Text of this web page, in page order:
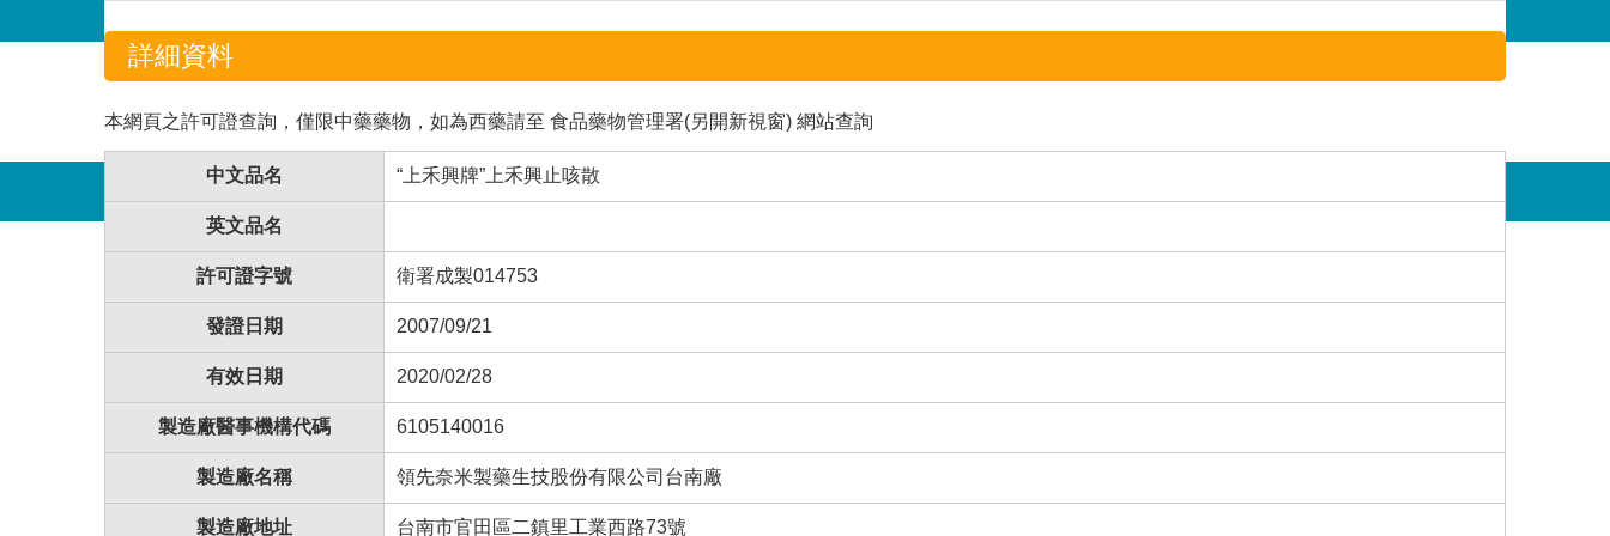
詳細資料
本網頁之許可證查詢，僅限中藥藥物，如為西藥請至 食品藥物管理署(另開新視窗) 網站查詢
中文品名 “上禾興牌”上禾興止咳散
英文品名
許可證字號 衛署成製014753
發證日期 2007/09/21
有效日期 2020/02/28
製造廠醫事機構代碼 6105140016
製造廠名稱 領先奈米製藥生技股份有限公司台南廠
製造廠地址 台南市官田區二鎮里工業西路73號